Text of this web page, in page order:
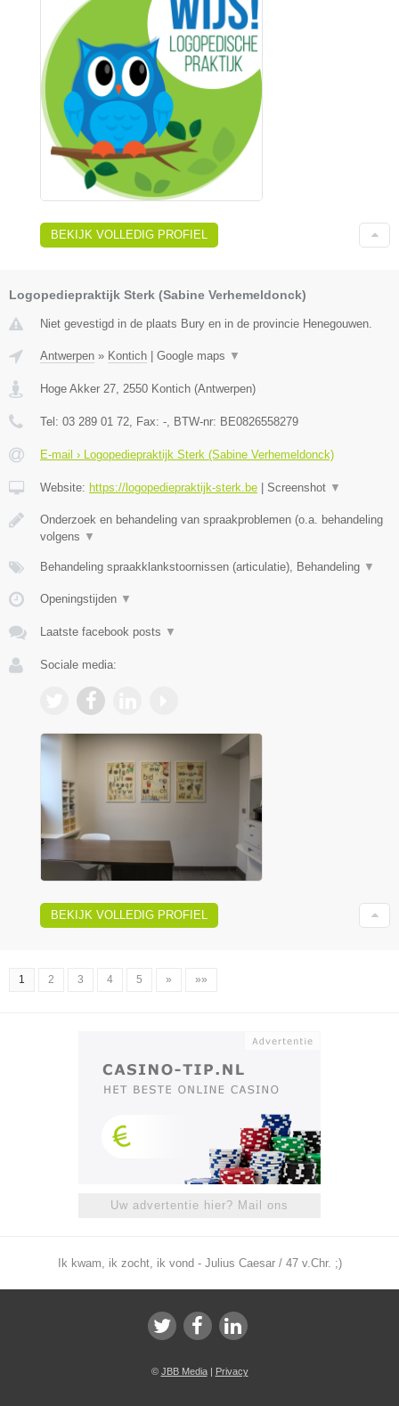
BEKIJK VOLLEDIG PROFIEL
Logopediepraktijk Sterk (Sabine Verhemeldonck)
Niet gevestigd in de plaats Bury en in de provincie Henegouwen.
Antwerpen » Kontich Google maps ▼
Hoge Akker 27, 2550 Kontich (Antwerpen)
Tel: 03 289 01 72, Fax: -, BTW-nr: BE0826558279
E-mail › Logopediepraktijk Sterk (Sabine Verhemeldonck)
Website: https://logopediepraktijk-sterk.be Screenshot ▼
Onderzoek en behandeling van spraakproblemen (o.a. behandeling
volgens ▼
Behandeling spraakklankstoornissen (articulatie), Behandeling ▼
Openingstijden ▼
Laatste facebook posts ▼
Sociale media:
BEKIJK VOLLEDIG PROFIEL
1 2 3 4 5 » »»
Uw advertentie hier? Mail ons
Ik kwam, ik zocht, ik vond - Julius Caesar / 47 v.Chr. ;)
© JBB Media| Privacy